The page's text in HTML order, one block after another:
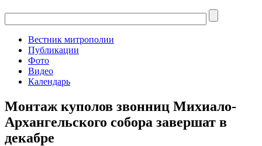
Вестник митрополии
Публикации
Фото
Видео
Календарь
Монтаж куполов звонниц Михиало-
Архангельского собора завершат в
декабре